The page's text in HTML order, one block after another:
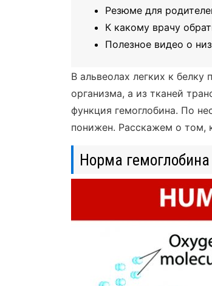
Резюме для
К какому врачу
Полезное видео о
В альвеолах легких к белку
организма, а из тканей
функция гемоглобина. По
понижен. Расскажем о том,
Норма гемоглобина